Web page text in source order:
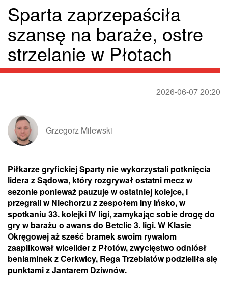
Sparta zaprzepaściła
szansę na baraże, ostre
strzelanie w Płotach
2026-06-07 20:20
Grzegorz Milewski
Piłkarze gryfickiej Sparty nie wykorzystali potknięcia
lidera z Sądowa, który rozgrywał ostatni mecz w
sezonie ponieważ pauzuje w ostatniej kolejce, i
przegrali w Niechorzu z zespołem Iny Ińsko, w
spotkaniu 33. kolejki IV ligi, zamykając sobie drogę do
gry w barażu o awans do Betclic 3. ligi. W Klasie
Okręgowej aż sześć bramek swoim rywalom
zaaplikował wicelider z Płotów, zwycięstwo odniósł
beniaminek z Cerkwicy, Rega Trzebiatów podzieliła się
punktami z Jantarem Dziwnów.